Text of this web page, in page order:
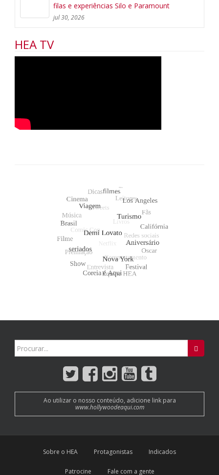
filas e experiências Silo e Paramount
jul 30, 2026
HEA TV
for:
Ao utilizar o nosso conteúdo, adicione link para
www.hollywoodeaqui.com
Sobre o HEA Protagonistas Indicados
Patrocine Fale com a gente